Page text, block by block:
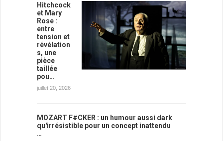
Hitchcock
et Mary
Rose :
entre
tension et
révélation
s, une
pièce
taillée
pou…
juillet 20, 2026
MOZART F#CKER : un humour aussi dark
qu'irrésistible pour un concept inattendu
…